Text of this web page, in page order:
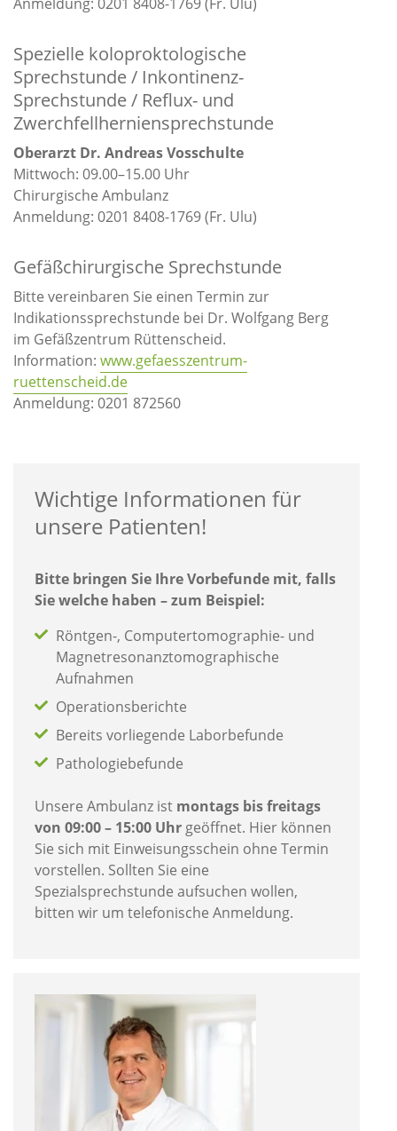
Spezielle koloproktologische
Sprechstunde / Inkontinenz-
Sprechstunde / Reflux- und
Zwerchfellherniensprechstunde
Oberarzt Dr. Andreas Vosschulte
Mittwoch: 09.00–15.00 Uhr
Chirurgische Ambulanz
Anmeldung: 0201 8408-1769 (Fr. Ulu)
Gefäßchirurgische Sprechstunde
Bitte vereinbaren Sie einen Termin zur
Indikationssprechstunde bei Dr. Wolfgang Berg
im Gefäßzentrum Rüttenscheid.
Information: www.gefaesszentrum-
ruettenscheid.de
Anmeldung: 0201 872560
Wichtige Informationen für
unsere Patienten!
Bitte bringen Sie Ihre Vorbefunde mit, falls
Sie welche haben – zum Beispiel:
Röntgen-, Computertomographie- und
Magnetresonanztomographische
Aufnahmen
Operationsberichte
Bereits vorliegende Laborbefunde
Pathologiebefunde
Unsere Ambulanz ist montags bis freitags
von 09:00 – 15:00 Uhr geöffnet. Hier können
Sie sich mit Einweisungsschein ohne Termin
vorstellen. Sollten Sie eine
Spezialsprechstunde aufsuchen wollen,
bitten wir um telefonische Anmeldung.